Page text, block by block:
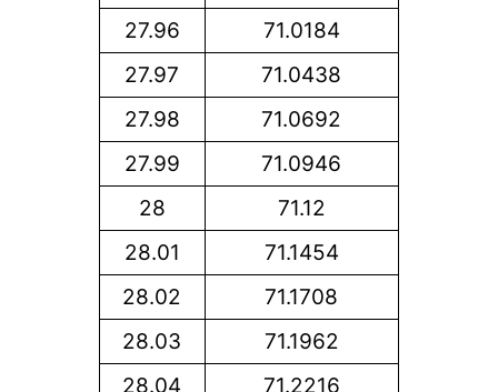
27.96
71.0184
27.97
71.0438
27.98
71.0692
27.99
71.0946
28
71.12
28.01
71.1454
28.02
71.1708
28.03
71.1962
28.04
71.2216